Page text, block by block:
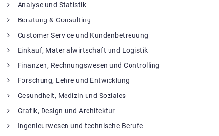
Analyse und Statistik
Beratung & Consulting
Customer Service und Kundenbetreuung
Einkauf, Materialwirtschaft und Logistik
Finanzen, Rechnungswesen und Controlling
Forschung, Lehre und Entwicklung
Gesundheit, Medizin und Soziales
Grafik, Design und Architektur
Ingenieurwesen und technische Berufe